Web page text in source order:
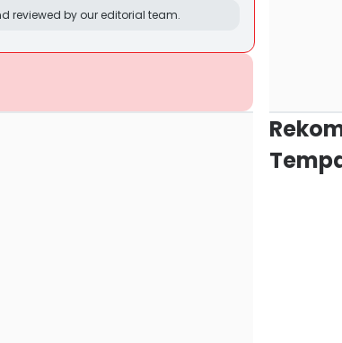
reviewed by our editorial team.